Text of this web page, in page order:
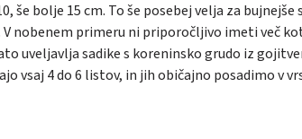
še bolje 15 cm. To še posebej velja za
nobenem primeru ni priporočljivo imeti več
uveljavlja sadike s koreninsko grudo iz
vsaj 4 do 6 listov, in jih običajno posadimo v